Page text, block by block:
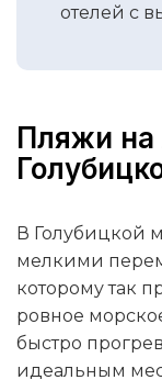
отелей с
Пляжи на
В Голубицкой
мелкими
которому так
ровное
быстро
идеальным